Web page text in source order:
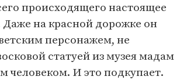
происходящего настоящее
Даже на красной дорожке он
персонажем, не
статуей из музея мадам
человеком. И это подкупает.